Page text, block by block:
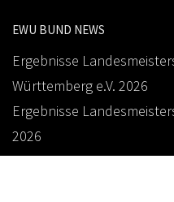
EWU BUND NEWS
Ergebnisse
Württemberg e.V. 2026
Ergebnisse
2026
Ergebnisse